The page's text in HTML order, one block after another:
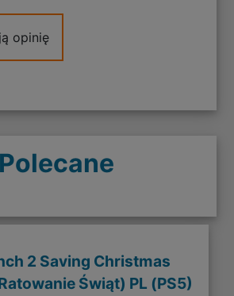
opinię
Polecane
2 Saving Christmas
Świąt) PL (PS5)